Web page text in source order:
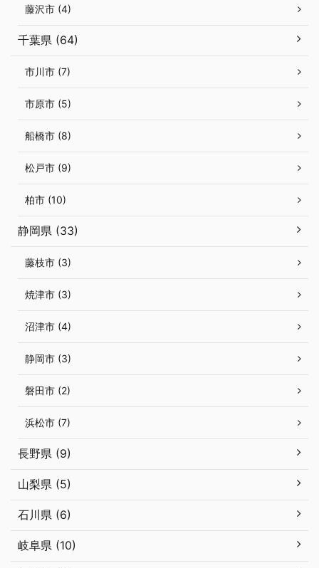
藤沢市 (4)
千葉県 (64)
市川市 (7)
市原市 (5)
船橋市 (8)
松戸市 (9)
柏市 (10)
静岡県 (33)
藤枝市 (3)
焼津市 (3)
沼津市 (4)
静岡市 (3)
磐田市 (2)
浜松市 (7)
長野県 (9)
山梨県 (5)
石川県 (6)
岐阜県 (10)